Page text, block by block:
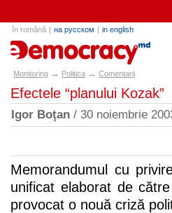
în română | на русском | in english
e-democracy.md
Monitoring → Politica → Comentarii
Efectele “planului Kozak”
Igor Boţan / 30 noiembrie
Memorandumul cu
unificat elaborat de
provocat o nouă criză